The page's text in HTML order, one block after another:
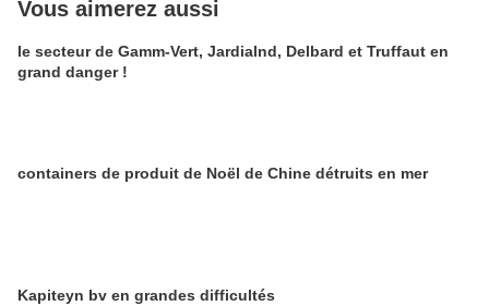
Vous aimerez aussi
le secteur de Gamm-Vert, Jardialnd, Delbard et Truffaut en
grand danger !
containers de produit de Noël de Chine détruits en mer
Kapiteyn bv en grandes difficultés